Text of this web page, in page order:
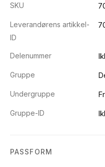
SKU
Leverandørens artikkel-
ID
Delenummer
Gruppe
Undergruppe
Gruppe-ID
PASSFORM